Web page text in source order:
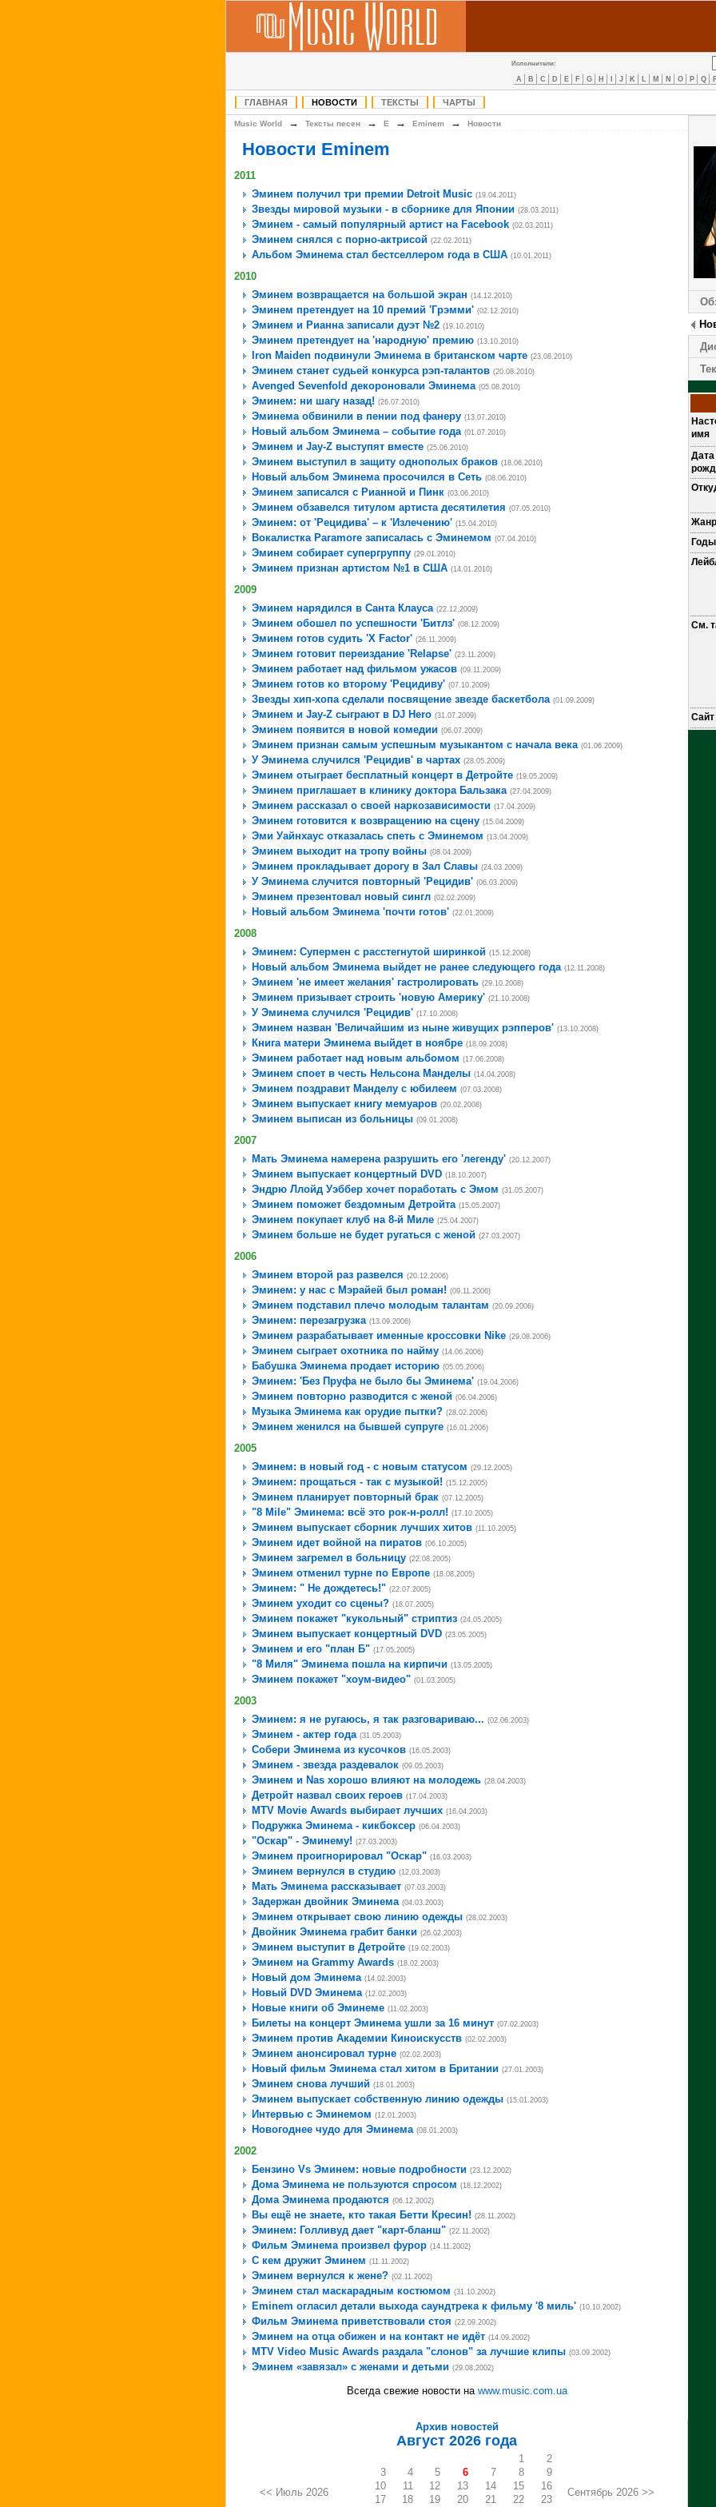
Исполнители:
A B C D E F G H J K L M N O P Q
ГЛАВНАЯ НОВОСТИ ТЕКСТЫ ЧАРТЫ
имя
Дата
Годы
См.
Сайт
Music World → Тексты песен → E → Eminem → Новости
Новости Eminem
2011
Эминем получил три премии Detroit Music (19.04.2011)
Звезды мировой музыки - в сборнике для Японии (28.03.2011)
Эминем - самый популярный артист на Facebook (02.03.2011)
Эминем снялся с порно-актрисой (22.02.2011)
Альбом Эминема стал бестселлером года в США (10.01.2011)
2010
Эминем возвращается на большой экран (14.12.2010)
Эминем претендует на 10 премий 'Грэмми' (02.12.2010)
Эминем и Рианна записали дуэт №2 (19.10.2010)
Эминем претендует на 'народную' премию (13.10.2010)
Iron Maiden подвинули Эминема в британском чарте (23.08.2010)
Эминем станет судьей конкурса рэп-талантов (20.08.2010)
Avenged Sevenfold декороновали Эминема (05.08.2010)
Эминем: ни шагу назад! (26.07.2010)
Эминема обвинили в пении под фанеру (13.07.2010)
Новый альбом Эминема – событие года (01.07.2010)
Эминем и Jay-Z выступят вместе (25.06.2010)
Эминем выступил в защиту однополых браков (18.06.2010)
Новый альбом Эминема просочился в Сеть (08.06.2010)
Эминем записался с Рианной и Пинк (03.06.2010)
Эминем обзавелся титулом артиста десятилетия (07.05.2010)
Эминем: от 'Рецидива' – к 'Излечению' (15.04.2010)
Вокалистка Paramore записалась с Эминемом (07.04.2010)
Эминем собирает супергруппу (29.01.2010)
Эминем признан артистом №1 в США (14.01.2010)
2009
Эминем нарядился в Санта Клауса (22.12.2009)
Эминем обошел по успешности 'Битлз' (08.12.2009)
Эминем готов судить 'X Factor' (26.11.2009)
Эминем готовит переиздание 'Relapse' (23.11.2009)
Эминем работает над фильмом ужасов (09.11.2009)
Эминем готов ко второму 'Рецидиву' (07.10.2009)
Звезды хип-хопа сделали посвящение звезде баскетбола (01.09.2009)
Эминем и Jay-Z сыграют в DJ Hero (31.07.2009)
Эминем появится в новой комедии (06.07.2009)
Эминем признан самым успешным музыкантом с начала века (01.06.2009)
У Эминема случился 'Рецидив' в чартах (28.05.2009)
Эминем отыграет бесплатный концерт в Детройте (19.05.2009)
Эминем приглашает в клинику доктора Бальзака (27.04.2009)
Эминем рассказал о своей наркозависимости (17.04.2009)
Эминем готовится к возвращению на сцену (15.04.2009)
Эми Уайнхаус отказалась спеть с Эминемом (13.04.2009)
Эминем выходит на тропу войны (08.04.2009)
Эминем прокладывает дорогу в Зал Славы (24.03.2009)
У Эминема случится повторный 'Рецидив' (06.03.2009)
Эминем презентовал новый сингл (02.02.2009)
Новый альбом Эминема 'почти готов' (22.01.2009)
2008
Эминем: Супермен с расстегнутой ширинкой (15.12.2008)
Новый альбом Эминема выйдет не ранее следующего года (12.11.2008)
Эминем 'не имеет желания' гастролировать (29.10.2008)
Эминем призывает строить 'новую Америку' (21.10.2008)
У Эминема случился 'Рецидив' (17.10.2008)
Эминем назван 'Величайшим из ныне живущих рэпперов' (13.10.2008)
Книга матери Эминема выйдет в ноябре (18.09.2008)
Эминем работает над новым альбомом (17.06.2008)
Эминем споет в честь Нельсона Манделы (14.04.2008)
Эминем поздравит Манделу с юбилеем (07.03.2008)
Эминем выпускает книгу мемуаров (20.02.2008)
Эминем выписан из больницы (09.01.2008)
2007
Мать Эминема намерена разрушить его 'легенду' (20.12.2007)
Эминем выпускает концертный DVD (18.10.2007)
Эндрю Ллойд Уэббер хочет поработать с Эмом (31.05.2007)
Эминем поможет бездомным Детройта (15.05.2007)
Эминем покупает клуб на 8-й Миле (25.04.2007)
Эминем больше не будет ругаться с женой (27.03.2007)
2006
Эминем второй раз развелся (20.12.2006)
Эминем: у нас с Мэрайей был роман! (09.11.2006)
Эминем подставил плечо молодым талантам (20.09.2006)
Эминем: перезагрузка (13.09.2006)
Эминем разрабатывает именные кроссовки Nike (29.08.2006)
Эминем сыграет охотника по найму (14.06.2006)
Бабушка Эминема продает историю (05.05.2006)
Эминем: 'Без Пруфа не было бы Эминема' (19.04.2006)
Эминем повторно разводится с женой (06.04.2006)
Музыка Эминема как орудие пытки? (28.02.2006)
Эминем женился на бывшей супруге (16.01.2006)
2005
Эминем: в новый год - с новым статусом (29.12.2005)
Эминем: прощаться - так с музыкой! (15.12.2005)
Эминем планирует повторный брак (07.12.2005)
"8 Mile" Эминема: всё это рок-н-ролл! (17.10.2005)
Эминем выпускает сборник лучших хитов (11.10.2005)
Эминем идет войной на пиратов (06.10.2005)
Эминем загремел в больницу (22.08.2005)
Эминем отменил турне по Европе (18.08.2005)
Эминем: " Не дождетесь!" (22.07.2005)
Эминем уходит со сцены? (18.07.2005)
Эминем покажет "кукольный" стриптиз (24.05.2005)
Эминем выпускает концертный DVD (23.05.2005)
Эминем и его "план Б" (17.05.2005)
"8 Миля" Эминема пошла на кирпичи (13.05.2005)
Эминем покажет "хоум-видео" (01.03.2005)
2003
Эминем: я не ругаюсь, я так разговариваю... (02.06.2003)
Эминем - актер года (31.05.2003)
Собери Эминема из кусочков (16.05.2003)
Эминем - звезда раздевалок (09.05.2003)
Эминем и Nas хорошо влияют на молодежь (28.04.2003)
Детройт назвал своих героев (17.04.2003)
MTV Movie Awards выбирает лучших (16.04.2003)
Подружка Эминема - кикбоксер (06.04.2003)
"Оскар" - Эминему! (27.03.2003)
Эминем проигнорировал "Оскар" (16.03.2003)
Эминем вернулся в студию (12.03.2003)
Мать Эминема рассказывает (07.03.2003)
Задержан двойник Эминема (04.03.2003)
Эминем открывает свою линию одежды (28.02.2003)
Двойник Эминема грабит банки (26.02.2003)
Эминем выступит в Детройте (19.02.2003)
Эминем на Grammy Awards (18.02.2003)
Новый дом Эминема (14.02.2003)
Новый DVD Эминема (12.02.2003)
Новые книги об Эминеме (11.02.2003)
Билеты на концерт Эминема ушли за 16 минут (07.02.2003)
Эминем против Академии Киноискусств (02.02.2003)
Эминем анонсировал турне (02.02.2003)
Новый фильм Эминема стал хитом в Британии (27.01.2003)
Эминем снова лучший (18.01.2003)
Эминем выпускает собственную линию одежды (15.01.2003)
Интервью с Эминемом (12.01.2003)
Новогоднее чудо для Эминема (08.01.2003)
2002
Бензино Vs Эминем: новые подробности (23.12.2002)
Дома Эминема не пользуются спросом (18.12.2002)
Дома Эминема продаются (06.12.2002)
Вы ещё не знаете, кто такая Бетти Кресин! (28.11.2002)
Эминем: Голливуд дает "карт-бланш" (22.11.2002)
Фильм Эминема произвел фурор (14.11.2002)
С кем дружит Эминем (11.11.2002)
Эминем вернулся к жене? (02.11.2002)
Эминем стал маскарадным костюмом (31.10.2002)
Eminem огласил детали выхода саундтрека к фильму '8 миль' (10.10.2002)
Фильм Эминема приветствовали стоя (22.09.2002)
Эминем на отца обижен и на контакт не идёт (14.09.2002)
MTV Video Music Awards раздала "слонов" за лучшие клипы (03.09.2002)
Эминем «завязал» с женами и детьми (29.08.2002)
Всегда свежие новости на www.music.com.ua
Архив новостей
Август 2026 года
<< Июль 2026
1
2
3
4 5 6 7 8
9
10
11 12 13 14 15
16
17
18 19 20 21 22 23
Сентябрь 2026 >>